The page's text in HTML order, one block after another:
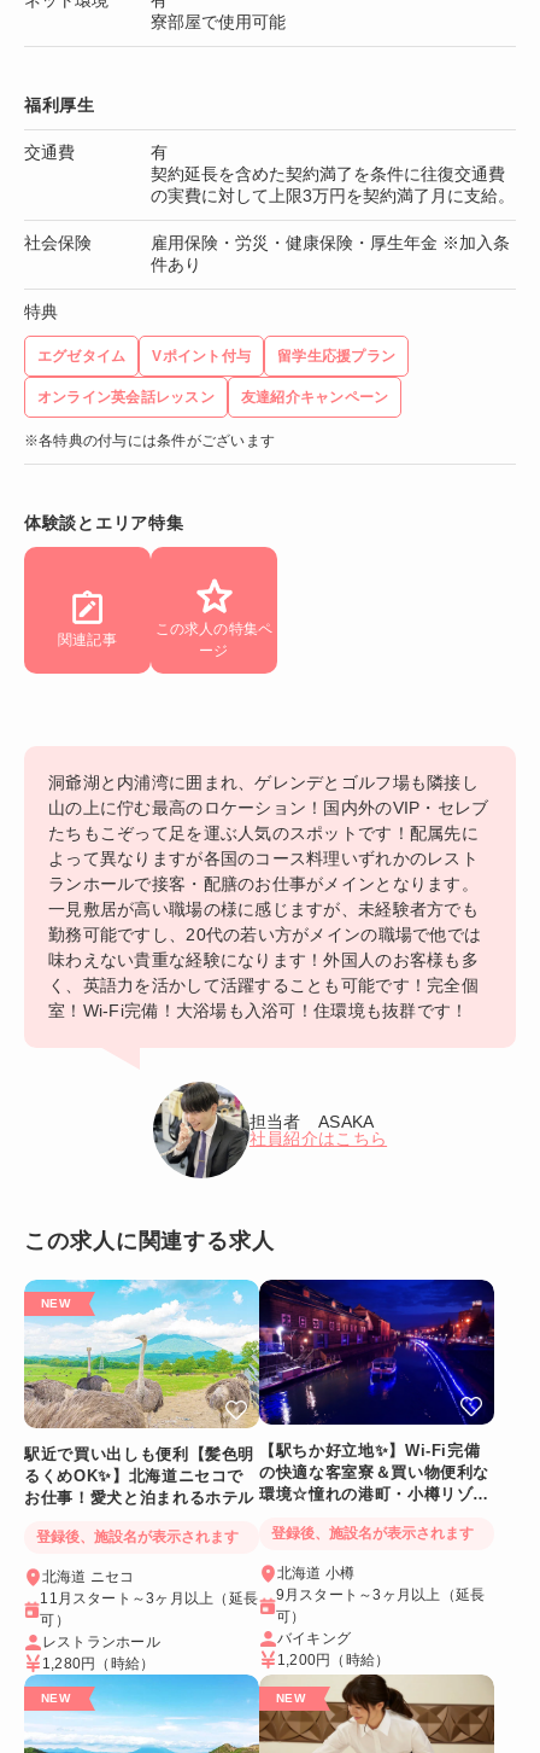
寮部屋で使用可能
福利厚生
交通費
有
契約延長を含めた契約満了を条件に往復交通費
の実費に対して上限3万円を契約満了月に支給。
社会保険
雇用保険・労災・健康保険・厚生年金 ※加入条
件あり
特典
エグゼタイム Vポイント付与 留学生応援プラン
オンライン英会話レッスン 友達紹介キャンペーン
※各特典の付与には条件がございます
体験談とエリア特集
関連記事
この求人の特集ペ
ージ
洞爺湖と内浦湾に囲まれ、ゲレンデとゴルフ場も隣接し
山の上に佇む最高のロケーション！国内外のVIP・セレブ
たちもこぞって足を運ぶ人気のスポットです！配属先に
よって異なりますが各国のコース料理いずれかのレスト
ランホールで接客・配膳のお仕事がメインとなります。
一見敷居が高い職場の様に感じますが、未経験者方でも
勤務可能ですし、20代の若い方がメインの職場で他では
味わえない貴重な経験になります！外国人のお客様も多
く、英語力を活かして活躍することも可能です！完全個
室！Wi-Fi完備！大浴場も入浴可！住環境も抜群です！
担当者 ASAKA
社員紹介はこちら
この求人に関連する求人
駅近で買い出しも便利【髪色明
るくめOK✨】北海道ニセコで
お仕事！愛犬と泊まれるホテル
登録後、施設名が表示されます
北海道 ニセコ
11月スタート～3ヶ月以上（延長
可）
レストランホール
1,280円
（時給）
【駅ちか好立地✨】Wi-Fi完備
の快適な客室寮＆買い物便利な
環境☆憧れの港町・小樽リゾー
登録後、施設名が表示されます
北海道 小樽
9月スタート～3ヶ月以上（延長
可）
バイキング
1,200円
（時給）